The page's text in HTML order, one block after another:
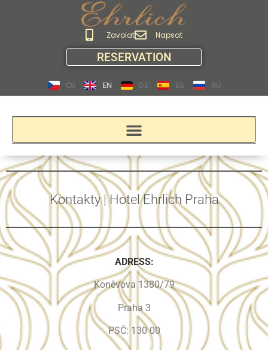
Zavolat Napsat
RESERVATION
CS EN DE ES RU
Kontakty | Hotel Ehrlich Praha
ADRESS:
Koněvova 1380/79
Praha 3
PSČ: 130 00